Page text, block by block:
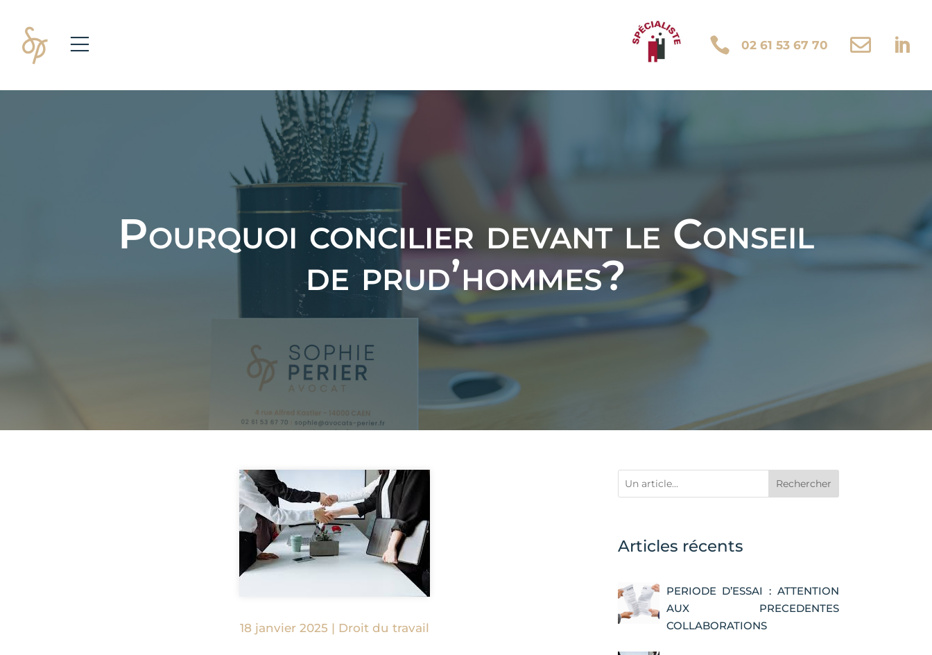
 02 61 53 67 70  
Pourquoi concilier devant le Conseil
de prud’hommes?
18 janvier 2025 | Droit du travail
Rechercher
Articles récents
PERIODE D’ESSAI : ATTENTION
AUX PRECEDENTES
COLLABORATIONS